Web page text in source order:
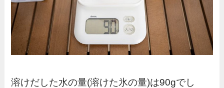
溶けだした水の量(溶けた氷の量)は90gでし